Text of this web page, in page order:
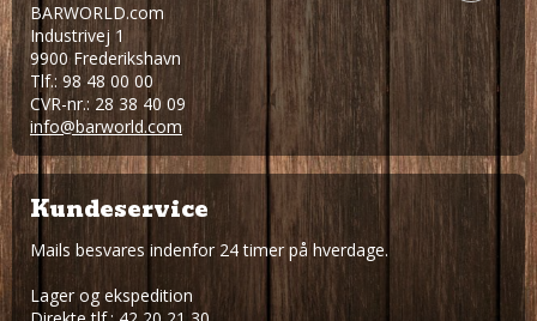
BARWORLD.com
Industrivej 1
9900 Frederikshavn
Tlf.: 98 48 00 00
CVR-nr.: 28 38 40 09
info@barworld.com
Kundeservice
Mails besvares indenfor 24 timer på hverdage.
Lager og ekspedition